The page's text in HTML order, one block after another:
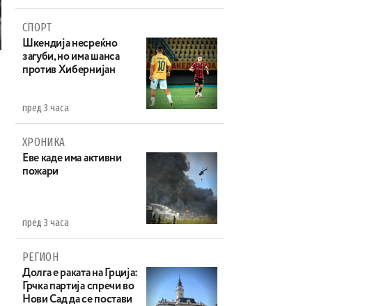
СПОРТ
Шкендија несреќно
загуби, но има шанса
против Хибернијан
пред 3 часа
ХРОНИКА
Eве каде има активни
пожари
пред 3 часа
РЕГИОН
Долга е раката на Грција:
Грчка партија спречи во
Нови Сад да се постави